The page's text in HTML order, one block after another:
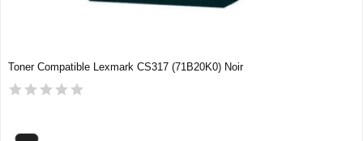
Toner Compatible Lexmark CS317 (71B20K0) Noir